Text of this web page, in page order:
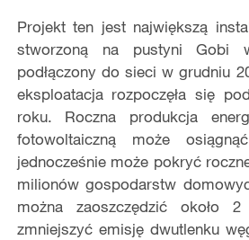
Projekt ten jest największą
stworzoną na pustyni Gobi
podłączony do sieci w grudniu
eksploatacja rozpoczęła się
roku. Roczna produkcja
fotowoltaiczną może
jednocześnie może pokryć
milionów gospodarstw
można zaoszczędzić około
zmniejszyć emisję dwutlenku